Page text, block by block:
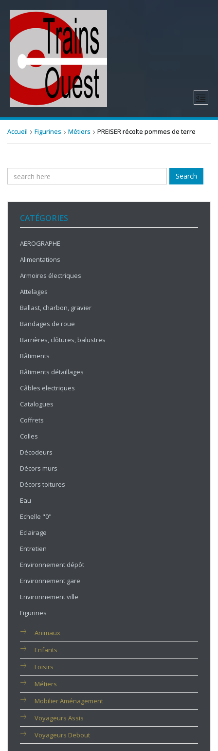
Accueil Figurines Métiers PREISER récolte pommes de terre
Search
CATÉGORIES
AEROGRAPHE
Alimentations
Armoires électriques
Attelages
Ballast, charbon, gravier
Bandages de roue
Barrières, clôtures, balustres
Bâtiments
Bâtiments détaillages
Câbles electriques
Catalogues
Coffrets
Colles
Décodeurs
Décors murs
Décors toitures
Eau
Echelle "0"
Eclairage
Entretien
Environnement dépôt
Environnement gare
Environnement ville
Figurines
Animaux
Enfants
Loisirs
Métiers
Mobilier Aménagement
Voyageurs Assis
Voyageurs Debout